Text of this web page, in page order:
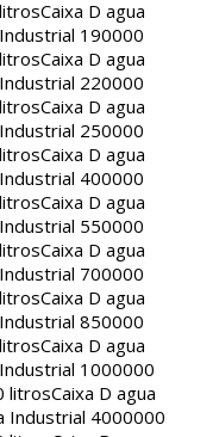
Caixa D agua
190000
Caixa D agua
220000
Caixa D agua
250000
Caixa D agua
400000
Caixa D agua
550000
Caixa D agua
700000
Caixa D agua
850000
Caixa D agua
1000000
litrosCaixa D agua
Industrial 4000000